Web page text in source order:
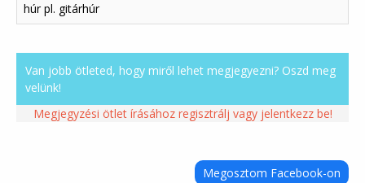
húr pl. gitárhúr
Van jobb ötleted, hogy miről lehet megjegyezni? Oszd meg
velünk!
Megjegyzési ötlet írásához regisztrálj vagy jelentkezz be!
Megosztom Facebook-on